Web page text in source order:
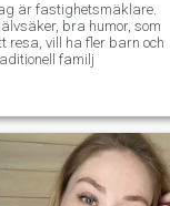
är fastighetsmäklare.
bra humor, som
resa, vill ha fler barn och
familj